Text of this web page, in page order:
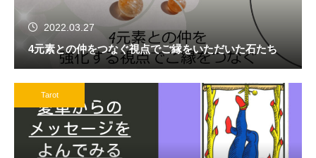
2022.03.27
4元素との仲をつなぐ視点でご縁をいただいた石たち
Tarot